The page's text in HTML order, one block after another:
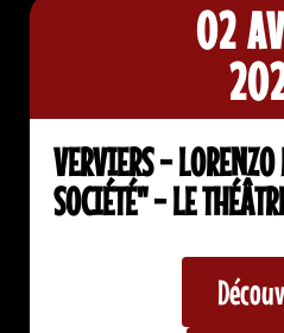
02
VERVIERS -
SOCIÉTÉ" - LE